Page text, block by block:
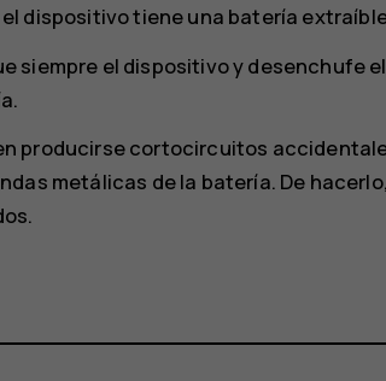
el dispositivo tiene una batería
siempre el dispositivo y desenchufe
producirse cortocircuitos
metálicas de la batería. De